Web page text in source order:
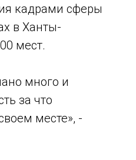
кадрами сферы
в Ханты-
мест.
много и
за что
месте», -